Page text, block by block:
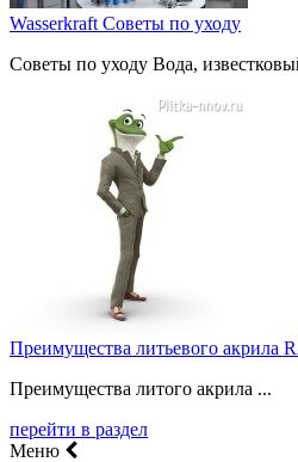
Wasserkraft Советы по уходу
Советы по уходу Вода,
Преимущества литьевого акрила
Преимущества литого акрила ...
перейти в раздел
Меню